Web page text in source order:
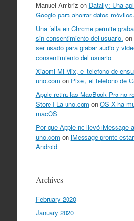
Manuel Ambriz on Datally: Una
Google para ahorrar datos móviles.
Una falla en Chrome permite
sin consentimiento del usuario. on
ser usado para grabar audio y
consentimiento del usuario
Xiaomi Mi Mix, el telefono de
uno.com on Pixel, el telefono de
Apple retira las MacBook Pro no-
Store | La-uno.com on OS X ha
macOS
Por que Apple no llevó iMessage
uno.com on iMessage pronto
Android
Archives
February 2020
January 2020